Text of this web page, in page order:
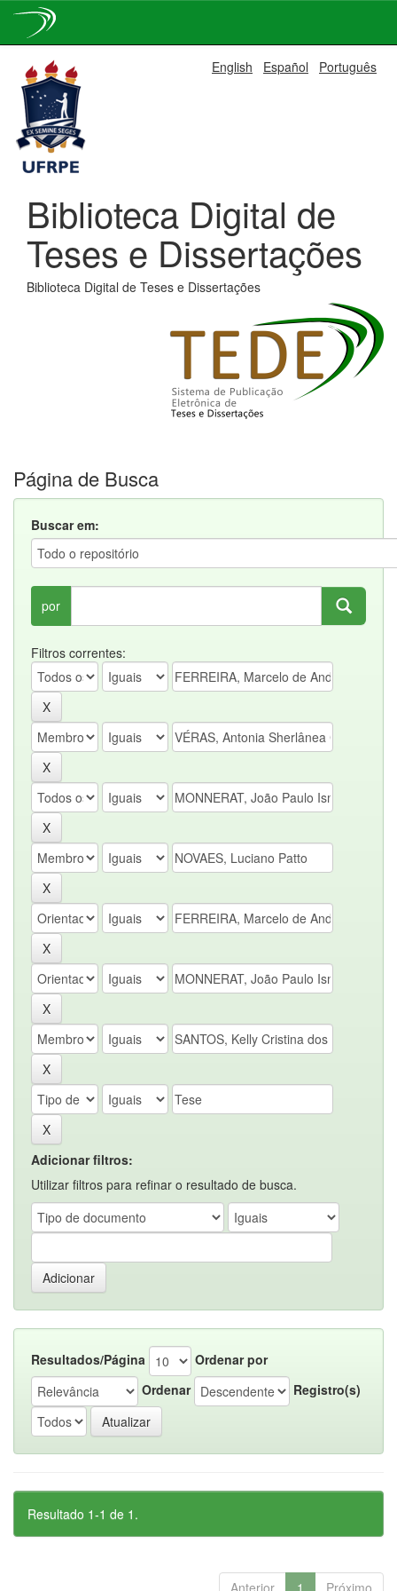
navigation
English Español Português
Biblioteca Digital de
Teses e Dissertações
Biblioteca Digital de Teses e Dissertações
Página de Busca
Buscar em:
por
Filtros correntes:
Adicionar filtros:
Utilizar filtros para refinar o resultado de busca.
Resultados/Página
Ordenar por
Ordenar
Registro(s)
Resultado 1-1 de 1.
Anterior 1 Próximo